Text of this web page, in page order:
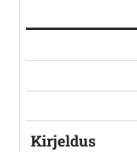
1000ml
Kirjeldus